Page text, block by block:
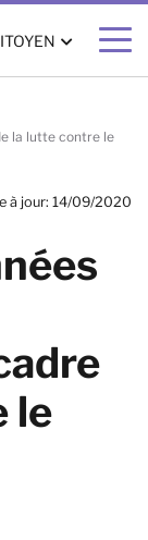
la lutte contre le
à jour: 14/09/2020
le